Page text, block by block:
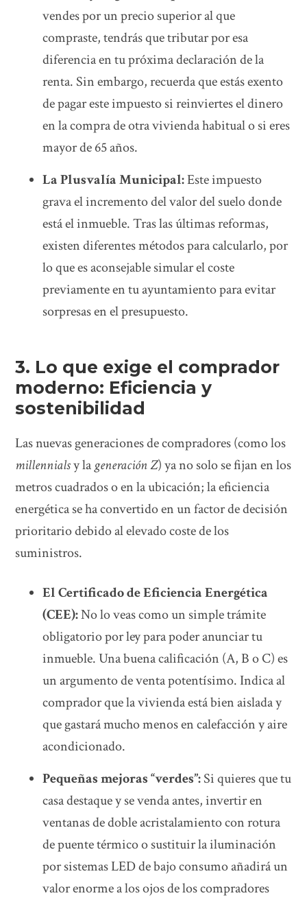
vendes por un precio superior al que
compraste, tendrás que tributar por esa
diferencia en tu próxima declaración de la
renta. Sin embargo, recuerda que estás exento
de pagar este impuesto si reinviertes el dinero
en la compra de otra vivienda habitual o si eres
mayor de 65 años.
La Plusvalía Municipal:Este impuesto
grava el incremento del valor del suelo donde
está el inmueble. Tras las últimas reformas,
existen diferentes métodos para calcularlo, por
lo que es aconsejable simular el coste
previamente en tu ayuntamiento para evitar
sorpresas en el presupuesto.
3. Lo que exige el comprador
moderno: Eficiencia y
sostenibilidad
Las nuevas generaciones de compradores (como los
millennialsy lageneración Z) ya no solo se fijan en los
metros cuadrados o en la ubicación; la eficiencia
energética se ha convertido en un factor de decisión
prioritario debido al elevado coste de los
suministros.
El Certificado de Eficiencia Energética
(CEE):No lo veas como un simple trámite
obligatorio por ley para poder anunciar tu
inmueble. Una buena calificación (A, B o C) es
un argumento de venta potentísimo. Indica al
comprador que la vivienda está bien aislada y
que gastará mucho menos en calefacción y aire
acondicionado.
Pequeñas mejoras “verdes”:Si quieres que tu
casa destaque y se venda antes, invertir en
ventanas de doble acristalamiento con rotura
de puente térmico o sustituir la iluminación
por sistemas LED de bajo consumo añadirá un
valor enorme a los ojos de los compradores